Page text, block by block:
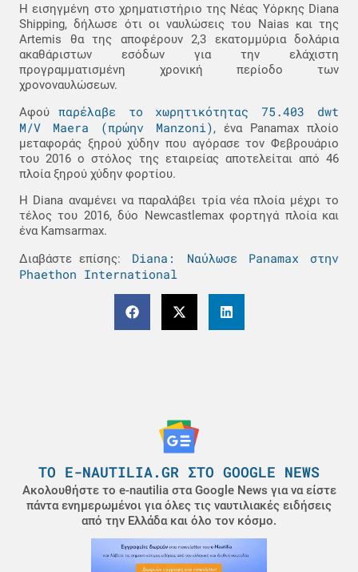
Η εισηγμένη στο χρηματιστήριο της Νέας Υόρκης Diana
Shipping, δήλωσε ότι οι ναυλώσεις του Naias και της
Artemis θα της αποφέρουν 2,3 εκατομμύρια δολάρια
ακαθάριστων εσόδων για την ελάχιστη
προγραμματισμένη χρονική περίοδο των
χρονοναυλώσεων.
Αφού παρέλαβε το χωρητικότητας 75.403 dwt
M/V Maera (πρώην Manzoni), ένα Panamax πλοίο
μεταφοράς ξηρού χύδην που αγόρασε τον Φεβρουάριο
του 2016 ο στόλος της εταιρείας αποτελείται από 46
πλοία ξηρού χύδην φορτίου.
Η Diana αναμένει να παραλάβει τρία νέα πλοία μέχρι το
τέλος του 2016, δύο Newcastlemax φορτηγά πλοία και
ένα Kamsarmax.
Διαβάστε επίσης:
Diana: Ναύλωσε Panamax στην
Phaethon International
ΤΟ E-NAUTILIA.GR ΣΤΟ GOOGLE NEWS
Ακολουθήστε το e-nautilia στα Google News για να είστε
πάντα ενημερωμένοι για όλες τις ναυτιλιακές ειδήσεις
από την Ελλάδα και όλο τον κόσμο.